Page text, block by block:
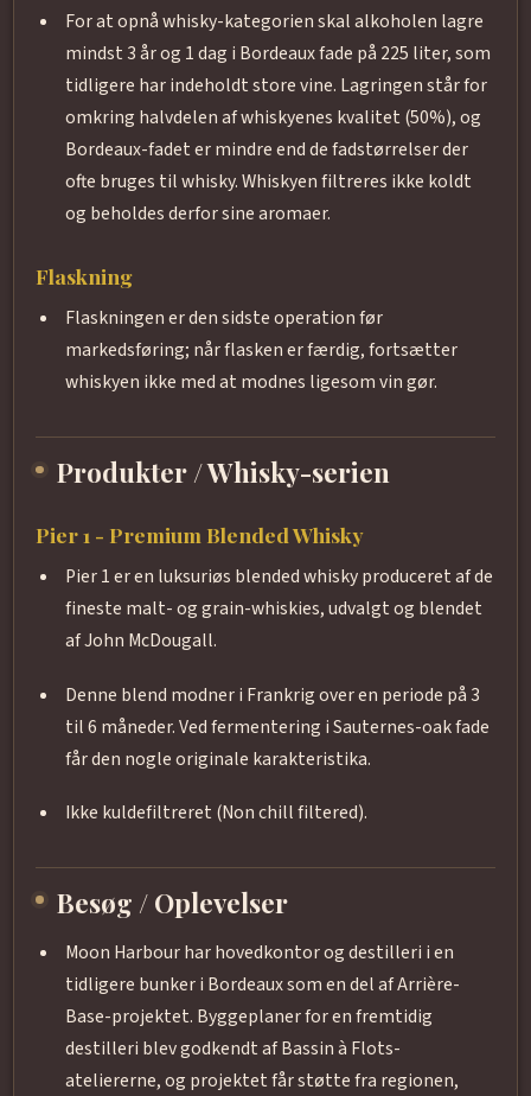
For at opnå whisky-kategorien skal alkoholen lagre
mindst 3 år og 1 dag i Bordeaux fade på 225 liter, som
tidligere har indeholdt store vine. Lagringen står for
omkring halvdelen af whiskyenes kvalitet (50%), og
Bordeaux-fadet er mindre end de fadstørrelser der
ofte bruges til whisky. Whiskyen filtreres ikke koldt
og beholdes derfor sine aromaer.
Flaskning
Flaskningen er den sidste operation før
markedsføring; når flasken er færdig, fortsætter
whiskyen ikke med at modnes ligesom vin gør.
Produkter / Whisky-serien
Pier 1 - Premium Blended Whisky
Pier 1 er en luksuriøs blended whisky produceret af de
fineste malt- og grain-whiskies, udvalgt og blendet
af John McDougall.
Denne blend modner i Frankrig over en periode på 3
til 6 måneder. Ved fermentering i Sauternes-oak fade
får den nogle originale karakteristika.
Ikke kuldefiltreret (Non chill filtered).
Besøg / Oplevelser
Moon Harbour har hovedkontor og destilleri i en
tidligere bunker i Bordeaux som en del af Arrière-
Base-projektet. Byggeplaner for en fremtidig
destilleri blev godkendt af Bassin à Flots-
ateliererne, og projektet får støtte fra regionen,